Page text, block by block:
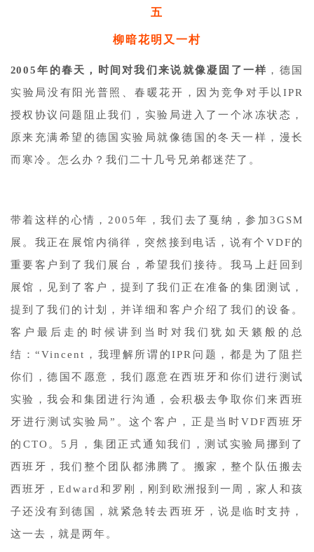
五
柳暗花明又一村
2005年的春天，时间对我们来说就像凝固了一样 ，德国
实验局没有阳光普照、春暖花开，因为竞争对手以IPR
授权协议问题阻止我们，实验局进入了一个冰冻状态，
原来充满希望的德国实验局就像德国的冬天一样，漫长
而寒冷。 怎么办？我们二十几号兄弟都迷茫了。
带着这样的心情，2005年，我们去了戛纳，参加3GSM
展。我正在展馆内徜徉，突然接到电话，说有个VDF的
重要客户到了我们展台，希望我们接待。我马上赶回到
展馆，见到了客户，提到了我们正在准备的集团测试，
提到了我们的计划，并详细和客户介绍了我们的设备。
客户最后走的时候讲到当时对我们犹如天籁般的总
结：“Vincent，我理解所谓的IPR问题，都是为了阻拦
你们，德国不愿意，我们愿意在西班牙和你们进行测试
实验，我会和集团进行沟通，会积极去争取你们来西班
牙进行测试实验局”。这个客户，正是当时VDF西班牙
的CTO。5月，集团正式通知我们，测试实验局挪到了
西班牙，我们整个团队都沸腾了。搬家，整个队伍搬去
西班牙，Edward和罗刚，刚到欧洲报到一周，家人和孩
子还没有到德国，就紧急转去西班牙，说是临时支持，
这一去，就是两年。